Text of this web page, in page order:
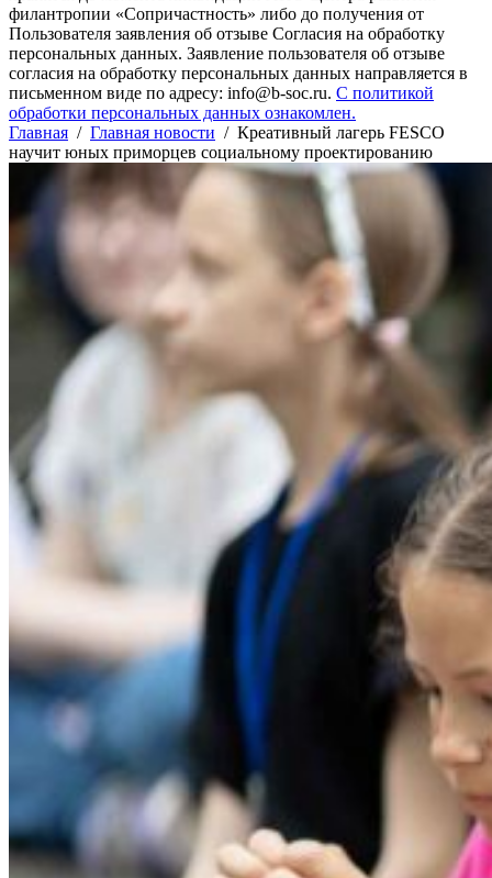
филантропии «Сопричастность» либо до получения от
Пользователя заявления об отзыве Согласия на обработку
персональных данных. Заявление пользователя об отзыве
согласия на обработку персональных данных направляется в
письменном виде по адресу: info@b-soc.ru. С политикой
обработки персональных данных ознакомлен.
Главная / Главная новости / Креативный лагерь FESCO
научит юных приморцев социальному проектированию